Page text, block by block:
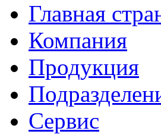
Главная
Компания
Продукция
Сервис